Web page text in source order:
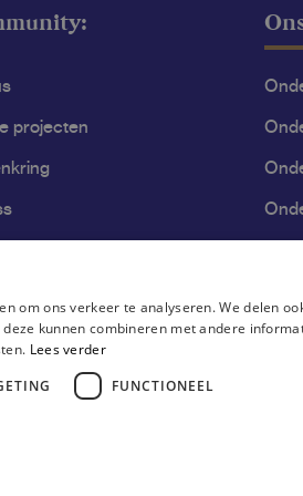
projecten
om ons verkeer te analyseren. We delen
kunnen combineren met andere
Lees verder
FUNCTIONEEL